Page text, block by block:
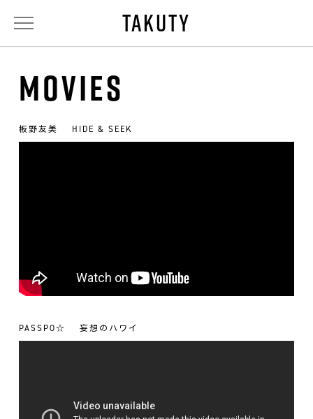
TAKUTY
MOVIES
板野友美 HIDE & SEEK
PASSPO☆ 妄想のハワイ